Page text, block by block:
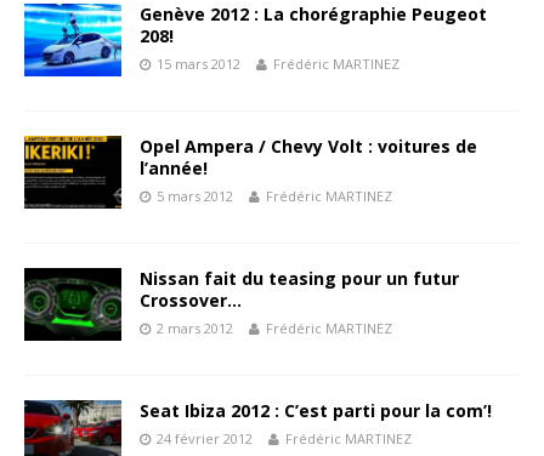
Genève 2012 : La chorégraphie Peugeot
208!
15 mars 2012 Frédéric MARTINEZ
Opel Ampera / Chevy Volt : voitures de
l’année!
5 mars 2012 Frédéric MARTINEZ
Nissan fait du teasing pour un futur
Crossover…
2 mars 2012 Frédéric MARTINEZ
Seat Ibiza 2012 : C’est parti pour la com’!
24 février 2012 Frédéric MARTINEZ